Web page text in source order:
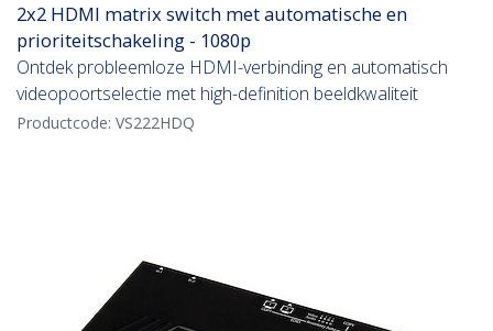
2x2 HDMI matrix switch met automatische en
prioriteitschakeling - 1080p
Ontdek probleemloze HDMI-verbinding en automatisch
videopoortselectie met high-definition beeldkwaliteit
Productcode: VS222HDQ